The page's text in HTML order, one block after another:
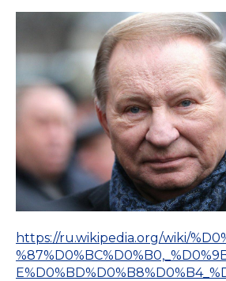
https://ru.wikipedia.org/wiki/